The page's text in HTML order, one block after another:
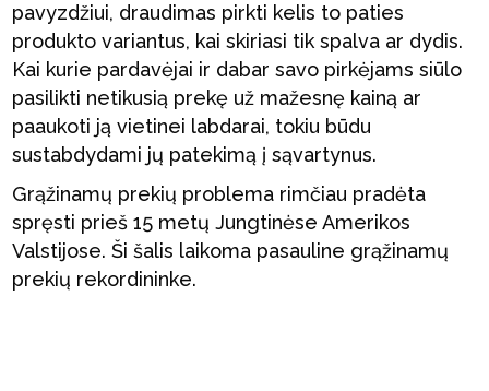
pavyzdžiui, draudimas pirkti kelis to paties
produkto variantus, kai skiriasi tik spalva ar dydis.
Kai kurie pardavėjai ir dabar savo pirkėjams siūlo
pasilikti netikusią prekę už mažesnę kainą ar
paaukoti ją vietinei labdarai, tokiu būdu
sustabdydami jų patekimą į sąvartynus.
Grąžinamų prekių problema rimčiau pradėta
spręsti prieš 15 metų Jungtinėse Amerikos
Valstijose. Ši šalis laikoma pasauline grąžinamų
prekių rekordininke.